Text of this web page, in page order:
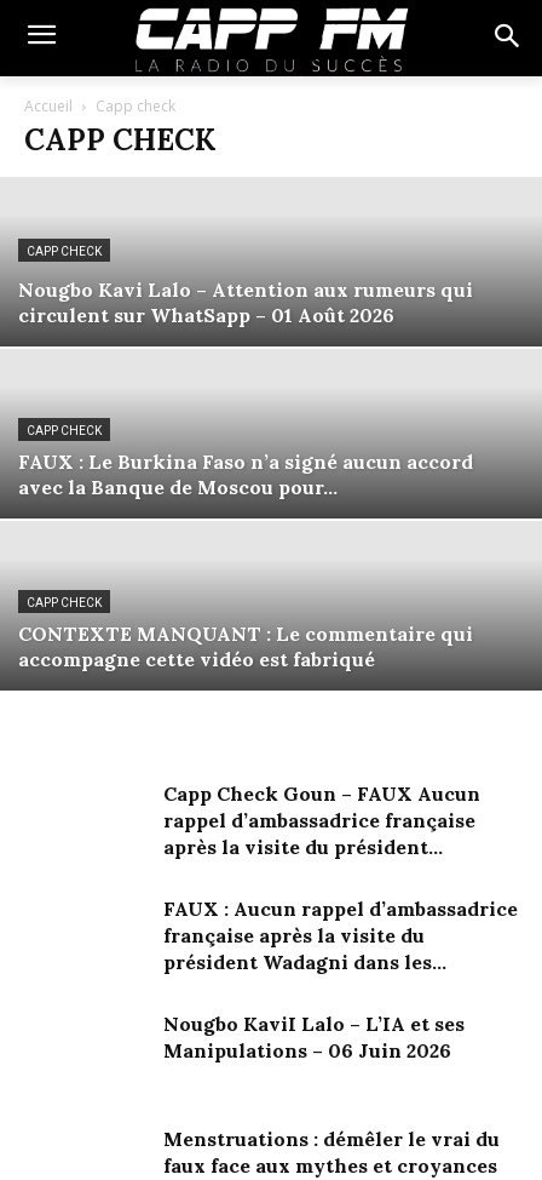
Accueil Capp check
CAPP CHECK
CAPP CHECK
Nougbo Kavi Lalo – Attention aux rumeurs qui
circulent sur WhatSapp – 01 Août 2026
CAPP CHECK
FAUX : Le Burkina Faso n’a signé aucun accord
avec la Banque de Moscou pour...
CAPP CHECK
CONTEXTE MANQUANT : Le commentaire qui
accompagne cette vidéo est fabriqué
Capp Check Goun – FAUX Aucun
rappel d’ambassadrice française
après la visite du président...
FAUX : Aucun rappel d’ambassadrice
française après la visite du
président Wadagni dans les...
Nougbo KaviI Lalo – L’IA et ses
Manipulations – 06 Juin 2026
Menstruations : démêler le vrai du
faux face aux mythes et croyances